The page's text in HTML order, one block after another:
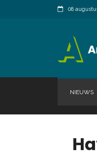
08
NIEUWS